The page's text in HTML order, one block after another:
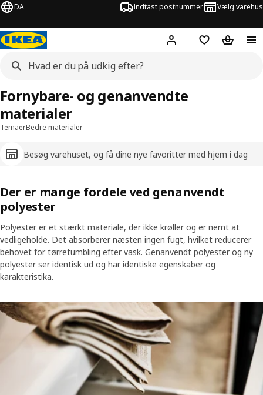
DA Indtast postnummer Vælg varehus
Hej! Log ind her
Huskeliste
Kurv
TemaerBedre materialer
Besøg varehuset, og få dine nye favoritter med hjem i dag
Fornybare- og genanvendte
materialer
Der er mange fordele ved genanvendt
polyester
Polyester er et stærkt materiale, der ikke krøller og er nemt at
vedligeholde. Det absorberer næsten ingen fugt, hvilket reducerer
behovet for tørretumbling efter vask. Genanvendt polyester og ny
polyester ser identisk ud og har identiske egenskaber og
karakteristika.